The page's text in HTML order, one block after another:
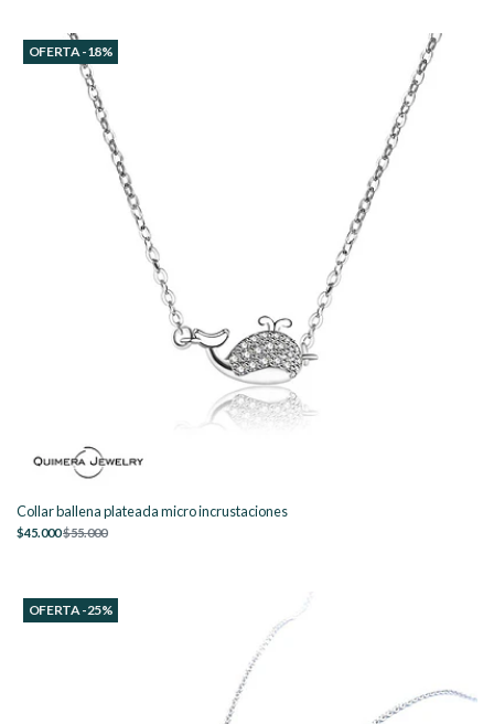
OFERTA -18%
Collar ballena plateada micro incrustaciones
$45.000$55.000
OFERTA -25%